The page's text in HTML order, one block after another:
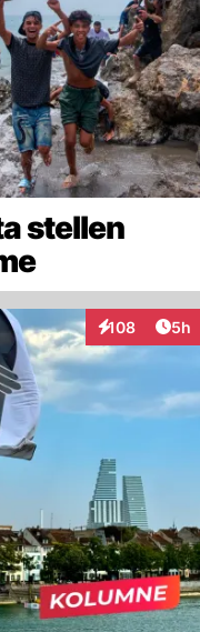
stellen
108
Interaktionen
5h